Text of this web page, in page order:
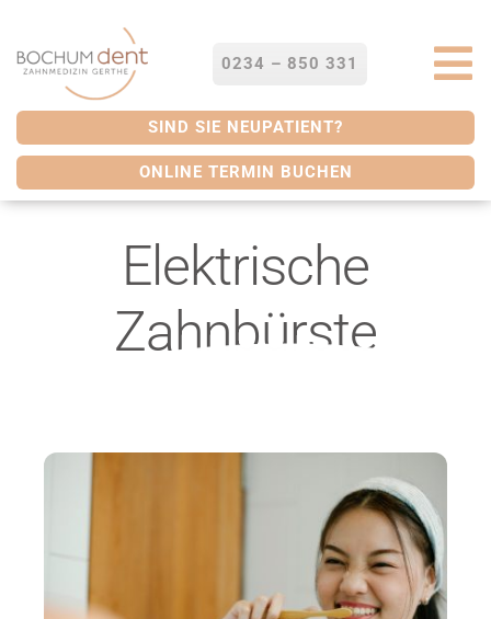
springen
0234 – 850 331
STARTSEITE
LEISTUNGEN
SERVICES
ÜBER UNS
KONTAKT
SIND SIE NEUPATIENT?
ONLINE TERMIN BUCHEN
Elektrische
Zahnbürste